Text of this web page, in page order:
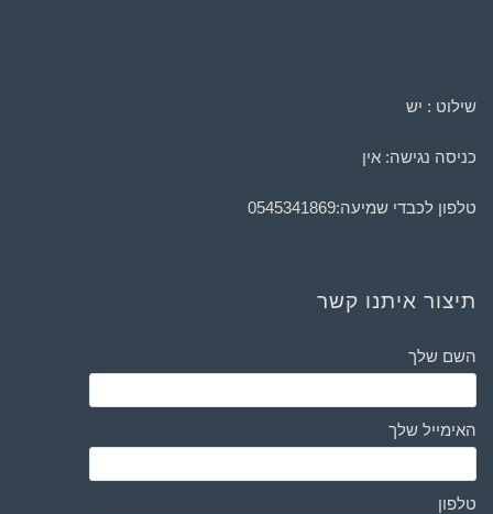
שילוט : יש
כניסה נגישה: אין
טלפון לכבדי שמיעה:0545341869
תיצור איתנו קשר
השם שלך
האימייל שלך
טלפון